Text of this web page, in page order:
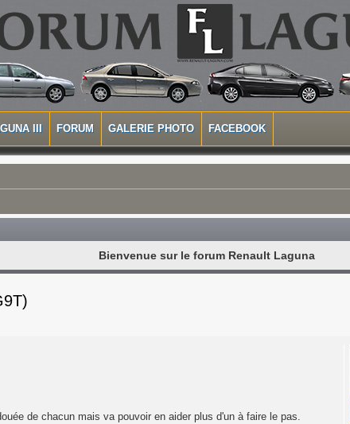
III FORUM GALERIE PHOTO FACEBOOK
Bienvenue sur le forum Renault Laguna
de chacun mais va pouvoir en aider plus d'un à faire le pas.